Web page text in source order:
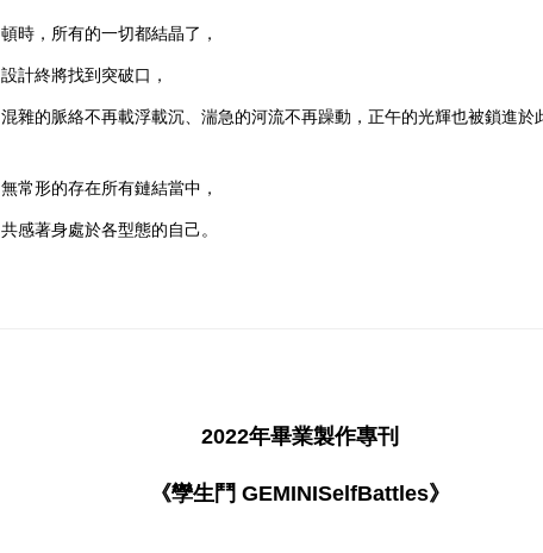
頓時，所有的一切都結晶了，
設計終將找到突破口，
混雜的脈絡不再載浮載沉、湍急的河流不再躁動，正午的光輝也被鎖進於
無常形的存在所有鏈結當中，
共感著身處於各型態的自己。
2022年畢業製作專刊
《孿生鬥 GEMINISelfBattles》